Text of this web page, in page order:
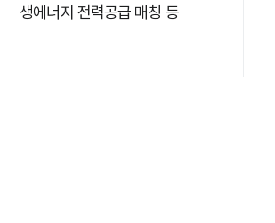
생에너지 전력공급 매칭 등